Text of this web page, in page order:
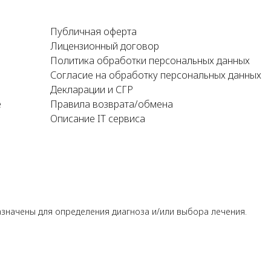
Публичная оферта
Лицензионный договор
Политика обработки персональных данных
Согласие на обработку персональных данных
Декларации и СГР
Правила возврата/обмена
Описание IT сервиса
для определения диагноза и/или выбора лечения.